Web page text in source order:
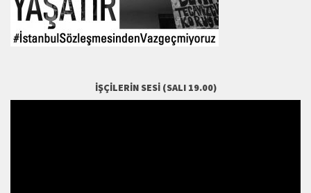
İŞÇILERIN SESI (SALI 19.00)